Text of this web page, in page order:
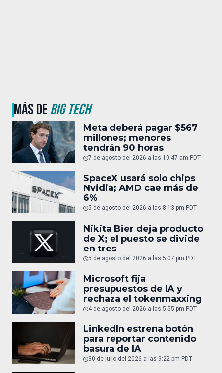
MÁS DEBIG TECH
Meta deberá pagar $567
millones; menores
tendrán 90 horas
7 de agosto del 2026 a las 10:47 am PDT
SpaceX usará solo chips
Nvidia; AMD cae más de
6%
5 de agosto del 2026 a las 8:13 pm PDT
Nikita Bier deja producto
de X; el puesto se divide
en tres
5 de agosto del 2026 a las 5:07 pm PDT
Microsoft fija
presupuestos de IA y
rechaza el tokenmaxxing
4 de agosto del 2026 a las 5:55 pm PDT
LinkedIn estrena botón
para reportar contenido
basura de IA
30 de julio del 2026 a las 9:22 pm PDT